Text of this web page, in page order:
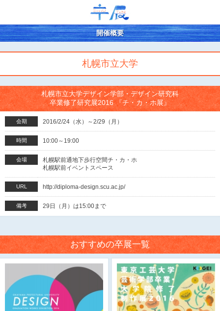
開催概要
札幌市立大学
札幌市立大学デザイン学部・デザイン研究科
卒業修了研究展2016 『チ・カ・ホ展』
会期 2016/2/24（水）～2/29（月）
時間 10:00～19:00
会場
札幌駅前通地下歩行空間チ・カ・ホ
札幌駅前イベントスペース
URL http://diploma-design.scu.ac.jp/
備考 29日（月）は15:00まで
おすすめの卒展一覧